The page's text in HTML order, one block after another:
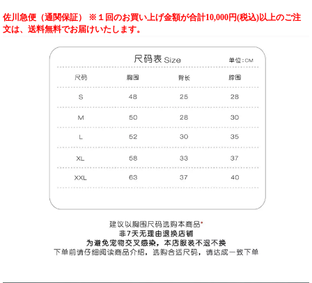
佐川急便（通関保証） ※１回のお買い上げ金額が合計10,000円(税込)以上のご注
文は、送料無料でお届けいたします。